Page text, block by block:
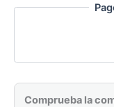
Comprueba la